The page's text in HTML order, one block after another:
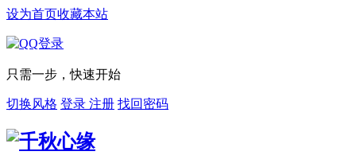
设为首页收藏本站
只需一步，快速开始
切换风格 登录 注册 找回密码